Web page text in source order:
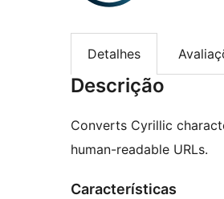
Detalhes
Descrição
Converts Cyrillic
human-readable URLs.
Características